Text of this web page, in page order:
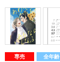
専売 全年齢